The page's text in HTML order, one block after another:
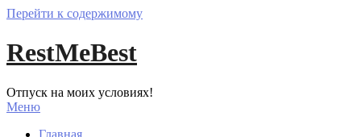
Перейти к содержимому
RestMeBest
Отпуск на моих условиях!
Меню
Главная